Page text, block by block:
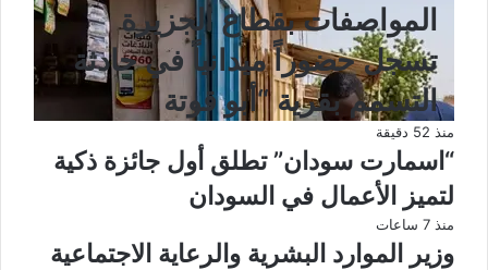
المواصفات بقطاع الجزيرة
تسجل حضوراً ميدانياً في حادثة
التسمم بقرية “أبو قوتة
منذ 52 دقيقة
“اسمارت سودان” تطلق أول جائزة ذكية
لتميز الأعمال في السودان
منذ 7 ساعات
وزير الموارد البشرية والرعاية الاجتماعية